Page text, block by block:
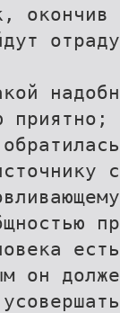
окончив
приятно;
он